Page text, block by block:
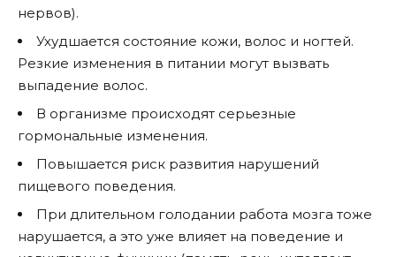
нервов).
Ухудшается состояние кожи, волос и ногтей.
Резкие изменения в питании могут вызвать
выпадение волос.
В организме происходят серьезные
гормональные изменения.
Повышается риск развития нарушений
пищевого поведения.
При длительном голодании работа мозга тоже
нарушается, а это уже влияет на поведение и